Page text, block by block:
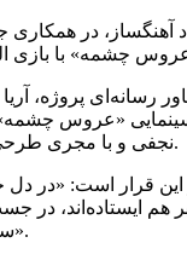
آهنگساز، در
رسانه‌ای پروژه،
«عروس چشمه»
نجفی و با مجری طرحی لوزا رئیسی را بسازد.
این قرار است: «در
هم ایستاده‌اند،
سکوت زمین نهفته است».